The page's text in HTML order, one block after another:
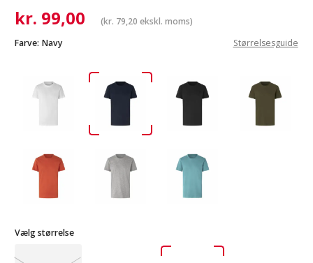
kr. 99,00 (kr. 79,20 ekskl. moms)
Farve: Navy Størrelsesguide
Vælg størrelse